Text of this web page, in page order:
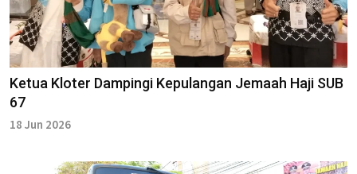
Ketua Kloter Dampingi Kepulangan Jemaah Haji SUB
67
18 Jun 2026